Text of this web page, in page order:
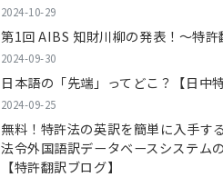
2024-10-29
第1回 AIBS 知財川柳の発表！～特許
2024-09-30
日本語の「先端」ってどこ？【日中特
2024-09-25
無料！特許法の英訳を簡単に入手す
法令外国語訳データベースシステム
【特許翻訳ブログ】